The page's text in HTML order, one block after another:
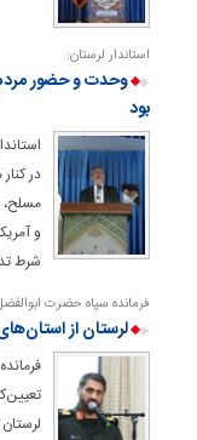
استاندار لرستان:
وحدت و حضور
بود
در
و
شرط
فرمانده سپاه حضرت
لرستان از